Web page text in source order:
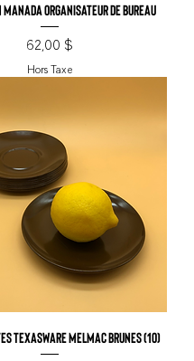
Manada organisateur de bureau
Prix
62,00 $
Hors Taxe
Texasware Melmac brunes (10)